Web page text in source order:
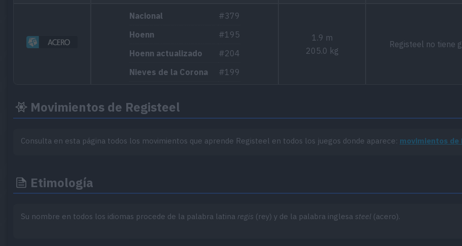
Nacional
#379
Hoenn
#195
Hoenn actualizado
#204
Nieves de la Corona
#199
1.9 m
205.0 kg
Registeel no tiene
Movimientos de Registeel
Consulta en esta página todos los movimientos que aprende Registeel en todos los juegos donde aparece: movimientos de
Etimología
Su nombre en todos los idiomas procede de la palabra latina regis (rey) y de la palabra inglesa steel (acero).